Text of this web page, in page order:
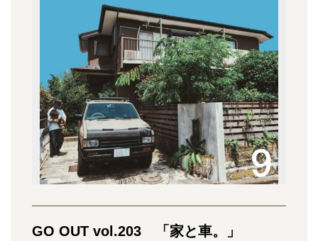
GO OUT vol.203 「家と車。」